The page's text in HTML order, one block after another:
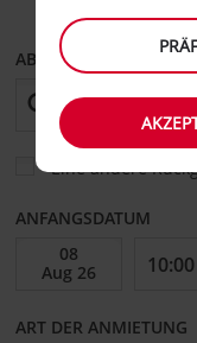
ABHOLEN VON
Eine andere
ANFANGSDATUM
ART DER ANMIETUNG